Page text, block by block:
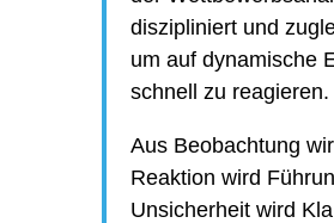
diszipliniert und
um auf dynamische
schnell zu reagieren.
Aus Beobachtung
Reaktion wird
Unsicherheit wird